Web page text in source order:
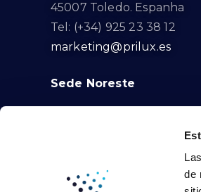
de
45007 Toledo. Espanha
Tel: (+34) 925 23 38 12
marketing@prilux.es
Sede Noreste
08791. Sant Llorenç
Tel: (+34) 93 719 23 29